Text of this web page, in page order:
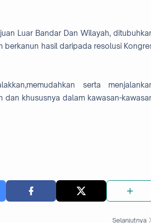
Luar Bandar Dan Wilayah,
hasil daripada resolusi
serta
khususnya dalam kawasan-
Selanjutnya